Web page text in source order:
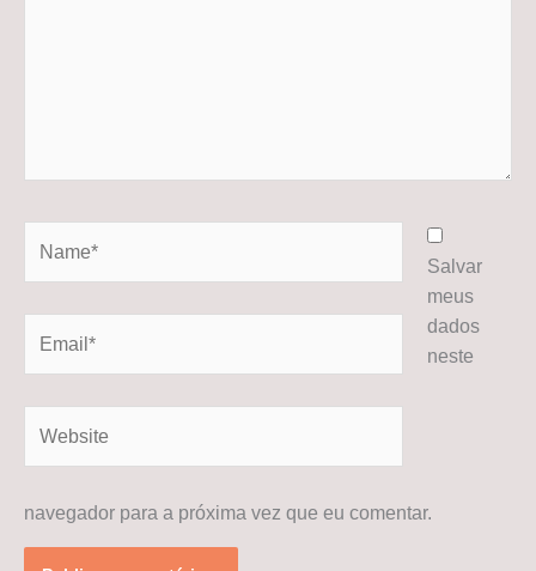
Salvar
meus
dados
neste
navegador para a próxima vez que eu comentar.